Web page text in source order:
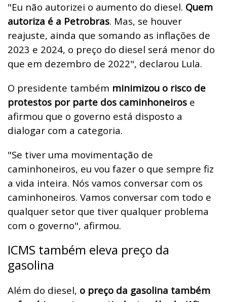
"Eu não autorizei o aumento do diesel. Quem
autoriza é a Petrobras. Mas, se houver
reajuste, ainda que somando as inflações de
2023 e 2024, o preço do diesel será menor do
que em dezembro de 2022", declarou Lula.
O presidente também minimizou o risco de
protestos por parte dos caminhoneiros e
afirmou que o governo está disposto a
dialogar com a categoria.
"Se tiver uma movimentação de
caminhoneiros, eu vou fazer o que sempre fiz
a vida inteira. Nós vamos conversar com os
caminhoneiros. Vamos conversar com todo e
qualquer setor que tiver qualquer problema
com o governo", afirmou.
ICMS também eleva preço da
gasolina
Além do diesel, o preço da gasolina também